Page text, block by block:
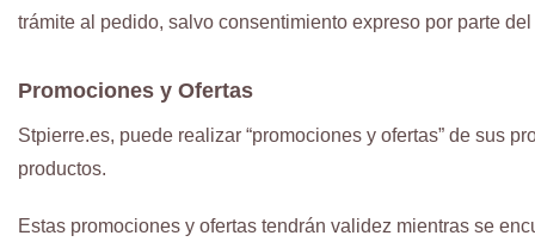
trámite al pedido, salvo consentimiento expreso por parte
Promociones y Ofertas
Stpierre.es, puede realizar “promociones y ofertas” de sus
productos.
Estas promociones y ofertas tendrán validez mientras se